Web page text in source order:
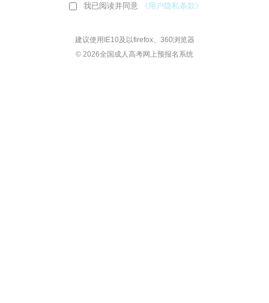
我已阅读并同意 《用户隐私条款》
建议使用IE10及以firefox、360浏览器
© 2026全国成人高考网上预报名系统